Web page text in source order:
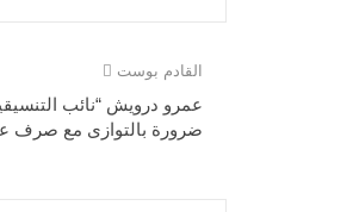
القادم بوست
عمرو درويش “نائب
ضرورة بالتوازى مع صرف